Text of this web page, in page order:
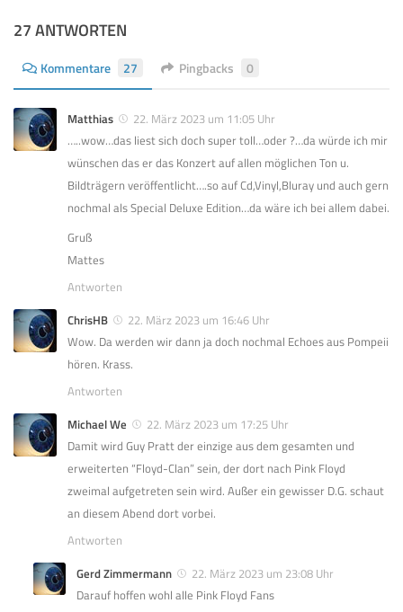
27 ANTWORTEN
Kommentare 27 Pingbacks 0
Matthias
22. März 2023 um 11:05 Uhr
…..wow…das liest sich doch super toll…oder ?…da würde ich mir
wünschen das er das Konzert auf allen möglichen Ton u.
Bildträgern veröffentlicht….so auf Cd,Vinyl,Bluray und auch gern
nochmal als Special Deluxe Edition…da wäre ich bei allem dabei.
Gruß
Mattes
Antworten
ChrisHB
22. März 2023 um 16:46 Uhr
Wow. Da werden wir dann ja doch nochmal Echoes aus Pompeii
hören. Krass.
Antworten
Michael We
22. März 2023 um 17:25 Uhr
Damit wird Guy Pratt der einzige aus dem gesamten und
erweiterten “Floyd-Clan” sein, der dort nach Pink Floyd
zweimal aufgetreten sein wird. Außer ein gewisser D.G. schaut
an diesem Abend dort vorbei.
Antworten
Gerd Zimmermann
22. März 2023 um 23:08 Uhr
Darauf hoffen wohl alle Pink Floyd Fans